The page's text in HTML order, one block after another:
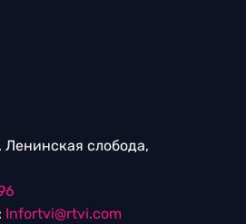
Ленинская слобода,
Infortvi@rtvi.com